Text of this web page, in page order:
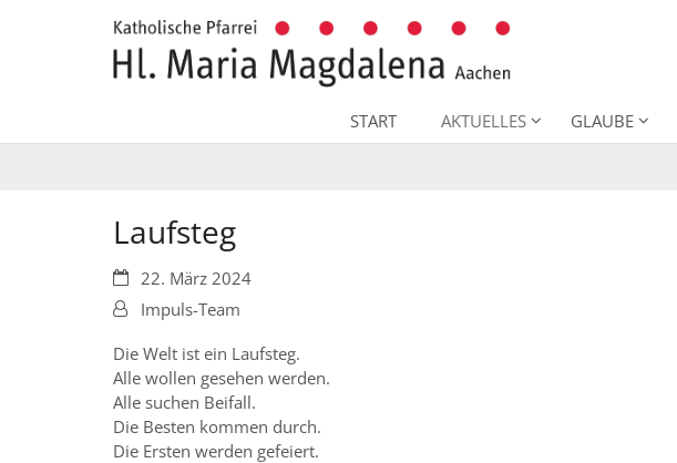
START AKTUELLES GLAUBE
Laufsteg
Datum:22. März 2024
Von:Impuls-Team
Die Welt ist ein Laufsteg.
Alle wollen gesehen werden.
Alle suchen Beifall.
Die Besten kommen durch.
Die Ersten werden gefeiert.